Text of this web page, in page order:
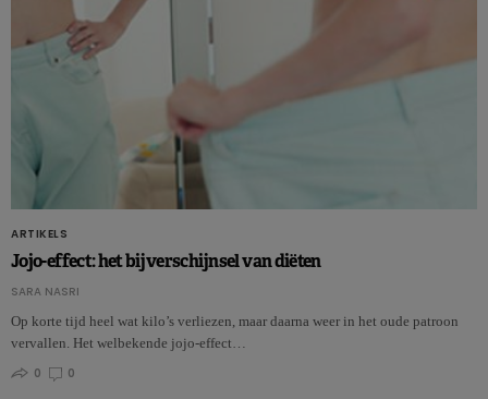
ARTIKELS
Jojo-effect: het bijverschijnsel van diëten
SARA NASRI
Op korte tijd heel wat kilo’s verliezen, maar daarna weer in het oude patroon
vervallen. Het welbekende jojo-effect…
0
0